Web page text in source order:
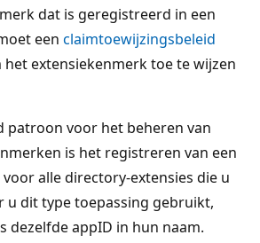
dat is geregistreerd in een
een claimtoewijzingsbeleid
extensiekenmerk toe te wijzen
patroon voor het beheren van
is het registreren van een
alle directory-extensies die u
u dit type toepassing gebruikt,
dezelfde appID in hun naam.